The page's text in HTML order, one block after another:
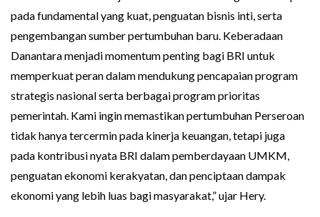
pada fundamental yang kuat, penguatan bisnis inti, serta
pengembangan sumber pertumbuhan baru. Keberadaan
Danantara menjadi momentum penting bagi BRI untuk
memperkuat peran dalam mendukung pencapaian program
strategis nasional serta berbagai program prioritas
pemerintah. Kami ingin memastikan pertumbuhan Perseroan
tidak hanya tercermin pada kinerja keuangan, tetapi juga
pada kontribusi nyata BRI dalam pemberdayaan UMKM,
penguatan ekonomi kerakyatan, dan penciptaan dampak
ekonomi yang lebih luas bagi masyarakat,” ujar Hery.